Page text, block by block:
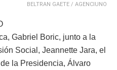
BELTRAN GAETE / AGENCIUNO
Gabriel Boric, junto a la
Social, Jeannette Jara, el
la Presidencia, Álvaro